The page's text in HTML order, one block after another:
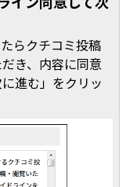
らクチコミ投稿
き、内容に同意
進む」をクリッ